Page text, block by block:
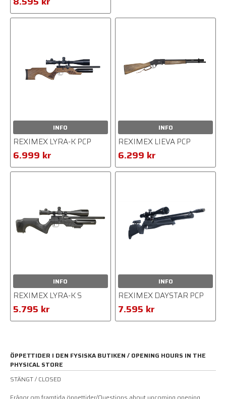
INFO
REXIMEX LYRA-K PCP
6.999 kr
INFO
REXIMEX LIEVA PCP
6.299 kr
INFO
REXIMEX LYRA-K S
5.795 kr
INFO
REXIMEX DAYSTAR PCP
7.595 kr
ÖPPETTIDER I DEN FYSISKA BUTIKEN / OPENING HOURS IN THE
PHYSICAL STORE
STÄNGT / CLOSED
Frågor om framtida öppettider/Questions about upcoming opening